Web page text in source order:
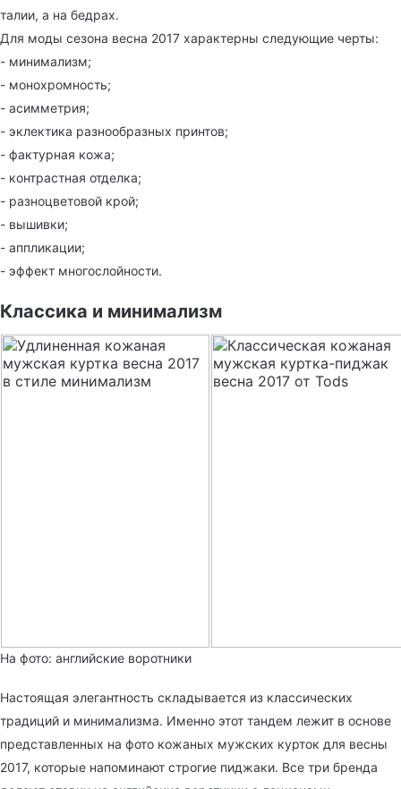
талии, а на бедрах.
Для моды сезона весна 2017 характерны следующие черты:
- минимализм;
- монохромность;
- асимметрия;
- эклектика разнообразных принтов;
- фактурная кожа;
- контрастная отделка;
- разноцветовой крой;
- вышивки;
- аппликации;
- эффект многослойности.
Классика и минимализм
На фото: английские воротники
Настоящая элегантность складывается из классических
традиций и минимализма. Именно этот тандем лежит в основе
представленных на фото кожаных мужских курток для весны
2017, которые напоминают строгие пиджаки. Все три бренда